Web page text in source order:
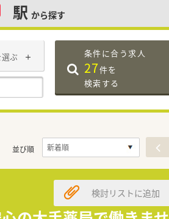
駅 から探す
ぶ 条件に合う求人
27件を
検索する
並び順
検討リストに追加